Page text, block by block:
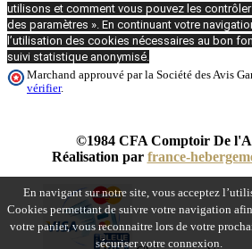
En navigant sur notre site, vous acceptez
Cookies permettant de suivre votre navigation
votre panier, vous reconnaitre lors de votre
sécuriser votre connexion.
utilisons et comment vous pouvez les
des paramètres ». En continuant votre
l’utilisation des cookies nécessaires au bon
suivi statistique anonymisé.
Marchand approuvé par la Société des Avis
vérifier.
©1984 CFA Comptoir De
Réalisation par france-